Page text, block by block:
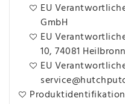
EU
GmbH
EU
10, 74081 Heilbronn
EU
Produktidentifikation